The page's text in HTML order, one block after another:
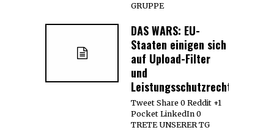
GRUPPE
DAS WARS: EU-
Staaten einigen sich
auf Upload-Filter
und
Leistungsschutzrecht
Tweet Share 0 Reddit +1
Pocket LinkedIn 0
TRETE UNSERER TG